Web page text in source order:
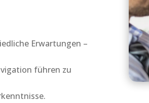
Erwartungen –
führen zu